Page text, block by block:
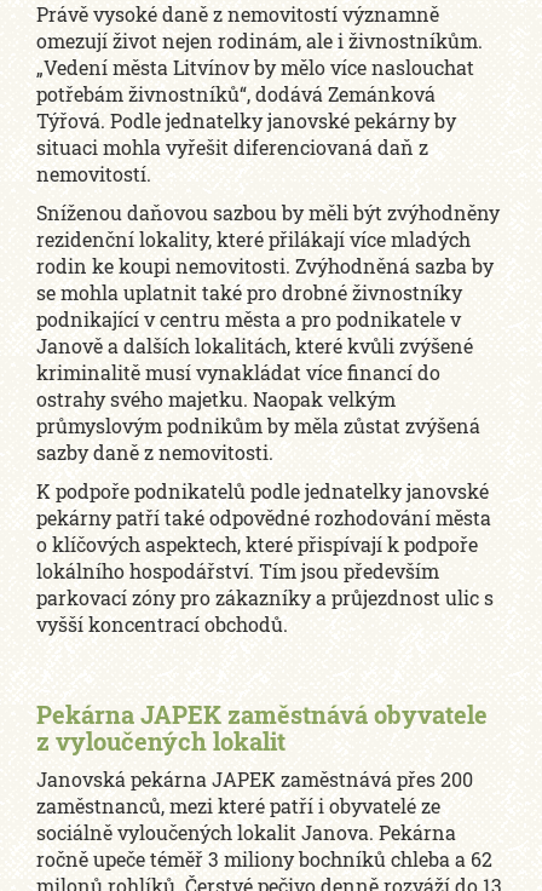
Právě vysoké daně z nemovitostí významně
omezují život nejen rodinám, ale i živnostníkům.
„Vedení města Litvínov by mělo více naslouchat
potřebám živnostníků“, dodává Zemánková
Týřová. Podle jednatelky janovské pekárny by
situaci mohla vyřešit diferenciovaná daň z
nemovitostí.
Sníženou daňovou sazbou by měli být zvýhodněny
rezidenční lokality, které přilákají více mladých
rodin ke koupi nemovitosti. Zvýhodněná sazba by
se mohla uplatnit také pro drobné živnostníky
podnikající v centru města a pro podnikatele v
Janově a dalších lokalitách, které kvůli zvýšené
kriminalitě musí vynakládat více financí do
ostrahy svého majetku. Naopak velkým
průmyslovým podnikům by měla zůstat zvýšená
sazby daně z nemovitosti.
K podpoře podnikatelů podle jednatelky janovské
pekárny patří také odpovědné rozhodování města
o klíčových aspektech, které přispívají k podpoře
lokálního hospodářství. Tím jsou především
parkovací zóny pro zákazníky a průjezdnost ulic s
vyšší koncentrací obchodů.
Pekárna JAPEK zaměstnává obyvatele
z vyloučených lokalit
Janovská pekárna JAPEK zaměstnává přes 200
zaměstnanců, mezi které patří i obyvatelé ze
sociálně vyloučených lokalit Janova. Pekárna
ročně upeče téměř 3 miliony bochníků chleba a 62
milonů rohlíků. Čerstvé pečivo denně rozváží do 13